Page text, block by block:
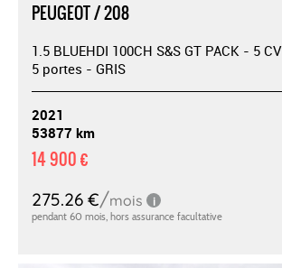
PEUGEOT / 208
1.5 BLUEHDI 100CH S&S GT PACK - 5 CV
5 portes - GRIS
2021
53877 km
14 900 €